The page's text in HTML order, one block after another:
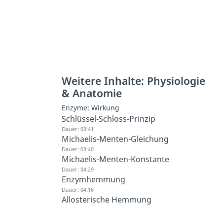
Weitere Inhalte: Physiologie
& Anatomie
Enzyme: Wirkung
Schlüssel-Schloss-Prinzip
Dauer: 03:41
Michaelis-Menten-Gleichung
Dauer: 03:40
Michaelis-Menten-Konstante
Dauer: 04:29
Enzymhemmung
Dauer: 04:16
Allosterische Hemmung